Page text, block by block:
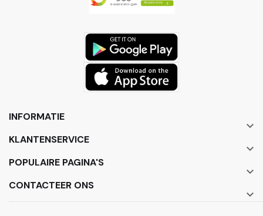
INFORMATIE

KLANTENSERVICE

POPULAIRE PAGINA'S

CONTACTEER ONS
